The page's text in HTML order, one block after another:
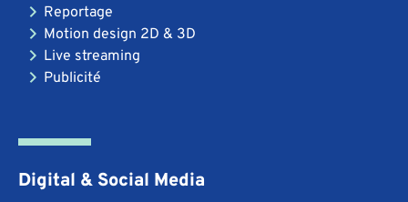
Reportage
Motion design 2D & 3D
Live streaming
Publicité
Digital & Social Media